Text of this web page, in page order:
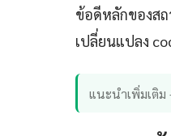
ข้อดีหลักของสถ
เปลี่ยนแปลง
แนะนำเพิ่มเติ